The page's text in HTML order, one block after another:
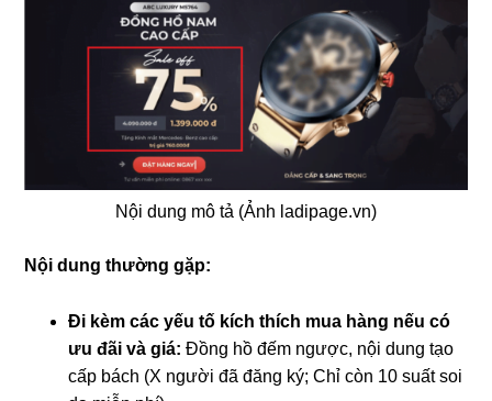
Nội dung mô tả (Ảnh ladipage.vn)
Nội dung thường gặp:
Đi kèm các yếu tố kích thích mua hàng nếu có
ưu đãi và giá: Đồng hồ đếm ngược, nội dung tạo
cấp bách (X người đã đăng ký; Chỉ còn 10 suất soi